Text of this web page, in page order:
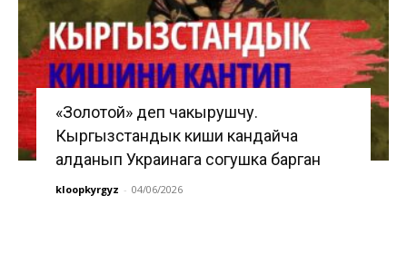
«Золотой» деп чакырушчу.
Кыргызстандык киши кандайча
алданып Украинага согушка барган
kloopkyrgyz - 04/06/2026